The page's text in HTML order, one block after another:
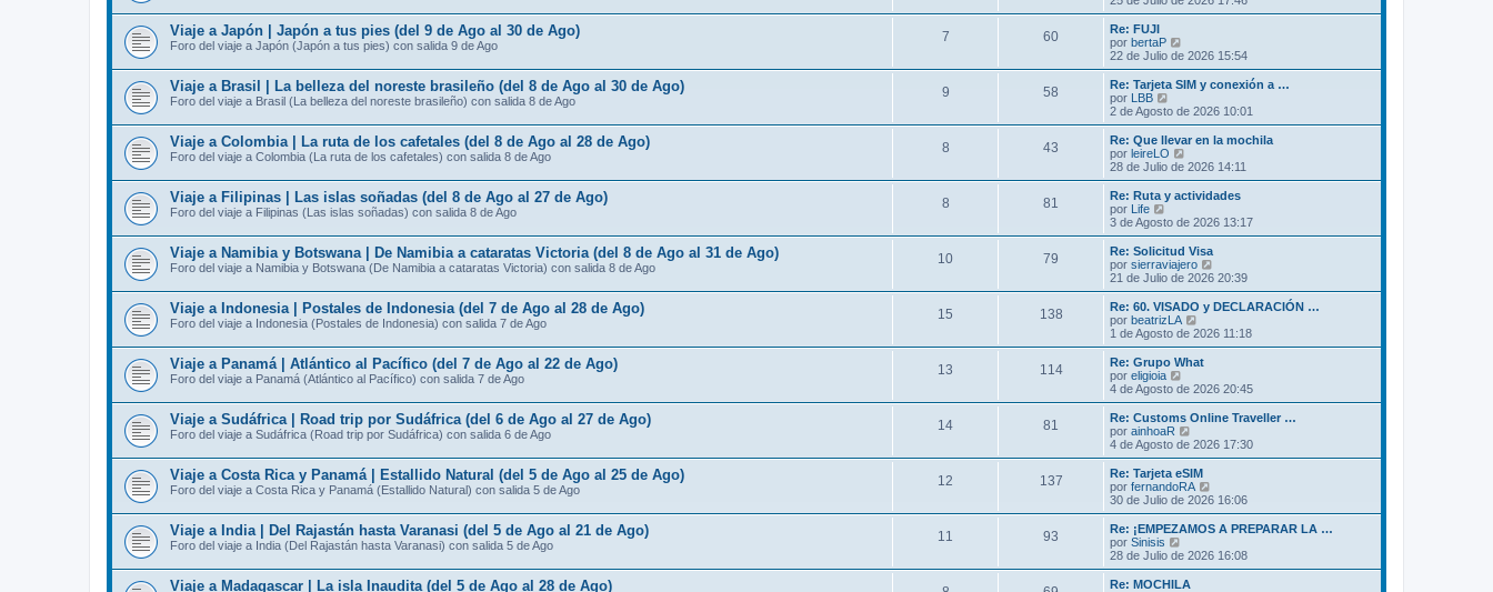
j
e
e
j
e
m
e
s
j
e
r
t
o
m
e
s
j
e
Viaje a Japón | Japón a tus pies (del 9 de Ago al 30 de Ago)
Foro del viaje a Japón (Japón a tus pies) con salida 9 de Ago
7 60
Re: FUJI
por bertaP
e
r
ú
t
o
m
e
s
j
e
22 de Julio de 2026 15:54
Viaje a Brasil | La belleza del noreste brasileño (del 8 de Ago al 30 de Ago)
Foro del viaje a Brasil (La belleza del noreste brasileño) con salida 8 de Ago
9 58
Re: Tarjeta SIM y conexión a …
por LBB
e
r
ú
t
o
e
s
a
j
e
2 de Agosto de 2026 10:01
Viaje a Colombia | La ruta de los cafetales (del 8 de Ago al 28 de Ago)
Foro del viaje a Colombia (La ruta de los cafetales) con salida 8 de Ago
8 43
Re: Que llevar en la mochila
por leireLO
e
r
ú
t
m
o
m
e
s
a
j
e
28 de Julio de 2026 14:11
Viaje a Filipinas | Las islas soñadas (del 8 de Ago al 27 de Ago)
Foro del viaje a Filipinas (Las islas soñadas) con salida 8 de Ago
8 81
Re: Ruta y actividades
por Life
e
r
ú
l
t
m
o
m
e
s
a
j
e
3 de Agosto de 2026 13:17
Viaje a Namibia y Botswana | De Namibia a cataratas Victoria (del 8 de Ago al 31 de Ago)
Foro del viaje a Namibia y Botswana (De Namibia a cataratas Victoria) con salida 8 de Ago
10 79
Re: Solicitud Visa
por sierraviajero
e
r
ú
t
m
e
s
j
e
21 de Julio de 2026 20:39
Viaje a Indonesia | Postales de Indonesia (del 7 de Ago al 28 de Ago)
Foro del viaje a Indonesia (Postales de Indonesia) con salida 7 de Ago
15 138
Re: 60. VISADO y DECLARACIÓN …
por beatrizLA
e
r
ú
t
m
o
m
e
s
a
j
e
1 de Agosto de 2026 11:18
Viaje a Panamá | Atlántico al Pacífico (del 7 de Ago al 22 de Ago)
Foro del viaje a Panamá (Atlántico al Pacífico) con salida 7 de Ago
13 114
Re: Grupo What
por eligioia
e
r
ú
l
t
m
o
m
e
s
j
e
4 de Agosto de 2026 20:45
Viaje a Sudáfrica | Road trip por Sudáfrica (del 6 de Ago al 27 de Ago)
Foro del viaje a Sudáfrica (Road trip por Sudáfrica) con salida 6 de Ago
14 81
Re: Customs Online Traveller …
por ainhoaR
e
r
ú
l
t
m
o
m
e
4 de Agosto de 2026 17:30
Viaje a Costa Rica y Panamá | Estallido Natural (del 5 de Ago al 25 de Ago)
Foro del viaje a Costa Rica y Panamá (Estallido Natural) con salida 5 de Ago
12 137
Re: Tarjeta eSIM
por fernandoRA
e
r
ú
t
30 de Julio de 2026 16:06
Viaje a India | Del Rajastán hasta Varanasi (del 5 de Ago al 21 de Ago)
Foro del viaje a India (Del Rajastán hasta Varanasi) con salida 5 de Ago
11 93
Re: ¡EMPEZAMOS A PREPARAR LA …
por Sinisis
e
r
ú
28 de Julio de 2026 16:08
Viaje a Madagascar | La isla Inaudita (del 5 de Ago al 28 de Ago)
Re: MOCHILA